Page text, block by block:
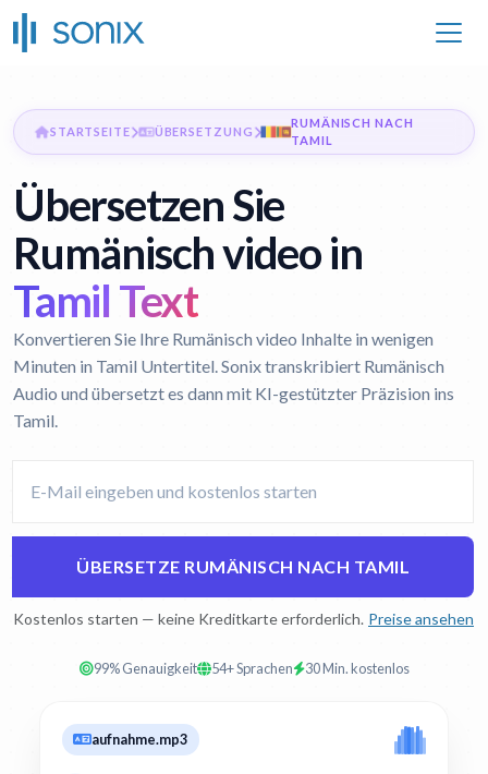
STARTSEITE ÜBERSETZUNG
RUMÄNISCH NACH
TAMIL
Übersetzen Sie
Rumänisch video in
Tamil Text
Konvertieren Sie Ihre Rumänisch video Inhalte in wenigen
Minuten in Tamil Untertitel. Sonix transkribiert Rumänisch
Audio und übersetzt es dann mit KI-gestützter Präzision ins
Tamil.
ÜBERSETZE RUMÄNISCH NACH TAMIL
Kostenlos starten — keine Kreditkarte erforderlich. Preise ansehen
99% Genauigkeit 54+ Sprachen 30 Min. kostenlos
aufnahme.mp3